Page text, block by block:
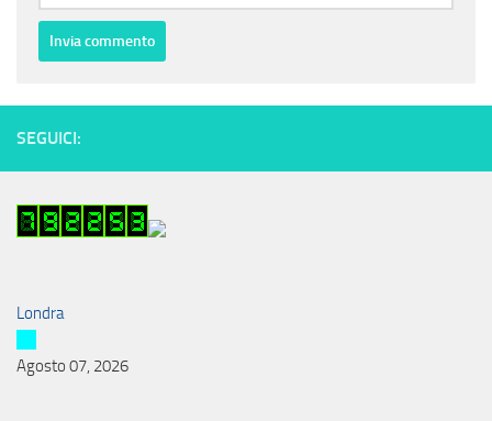
SEGUICI:
Londra
Agosto 07, 2026